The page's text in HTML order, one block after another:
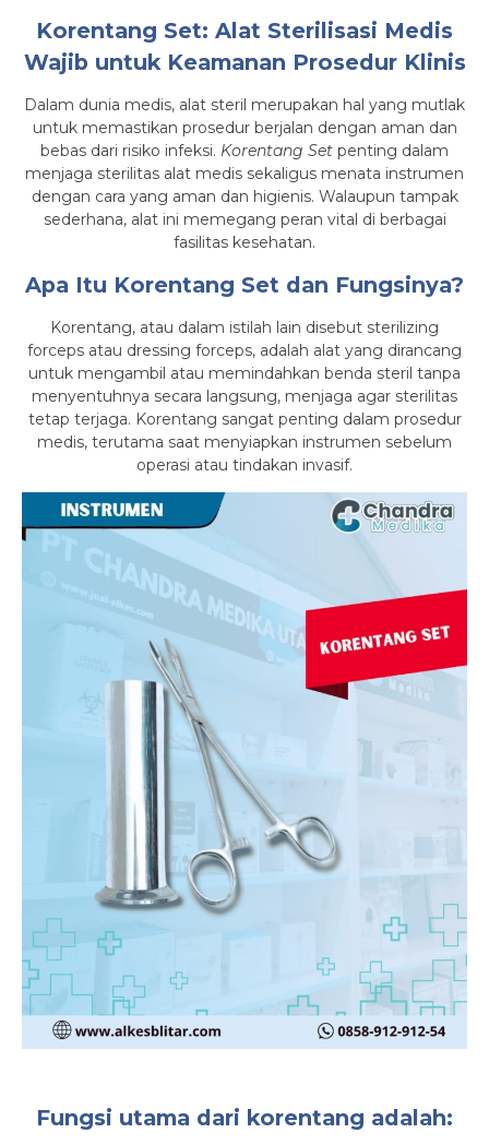
Korentang Set: Alat Sterilisasi Medis
Wajib untuk Keamanan Prosedur Klinis
Dalam dunia medis, alat steril merupakan hal yang mutlak
untuk memastikan prosedur berjalan dengan aman dan
bebas dari risiko infeksi. Korentang Set penting dalam
menjaga sterilitas alat medis sekaligus menata instrumen
dengan cara yang aman dan higienis. Walaupun tampak
sederhana, alat ini memegang peran vital di berbagai
fasilitas kesehatan.
Apa Itu Korentang Set dan Fungsinya?
Korentang, atau dalam istilah lain disebut sterilizing
forceps atau dressing forceps, adalah alat yang dirancang
untuk mengambil atau memindahkan benda steril tanpa
menyentuhnya secara langsung, menjaga agar sterilitas
tetap terjaga. Korentang sangat penting dalam prosedur
medis, terutama saat menyiapkan instrumen sebelum
operasi atau tindakan invasif.
Fungsi utama dari korentang adalah: